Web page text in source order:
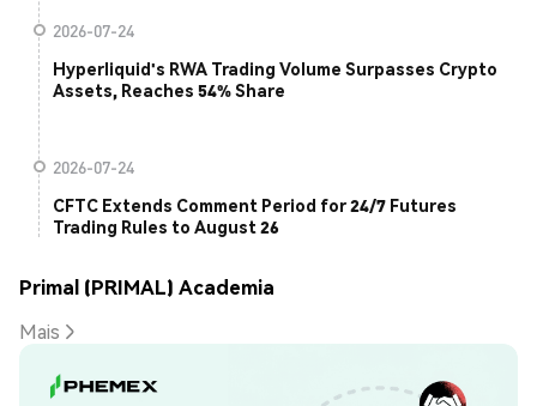
2026-07-24
Hyperliquid's RWA Trading Volume Surpasses Crypto
Assets, Reaches 54% Share
2026-07-24
CFTC Extends Comment Period for 24/7 Futures
Trading Rules to August 26
Primal (PRIMAL) Academia
Mais